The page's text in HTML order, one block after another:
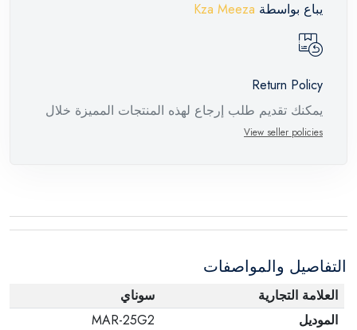
يباع بواسطة Kza Meeza
Return Policy
يمكنك تقديم طلب إرجاع لهذه المنتجات المميزة خلال
عبوته الأصلية. لاحظ أنه لا يمكن إرجاع المنتجات
وفي عبواتها الأصلية.
View seller policies
التفاصيل والمواصفات
العلامة التجارية
سوناي
الموديل
MAR-25G2